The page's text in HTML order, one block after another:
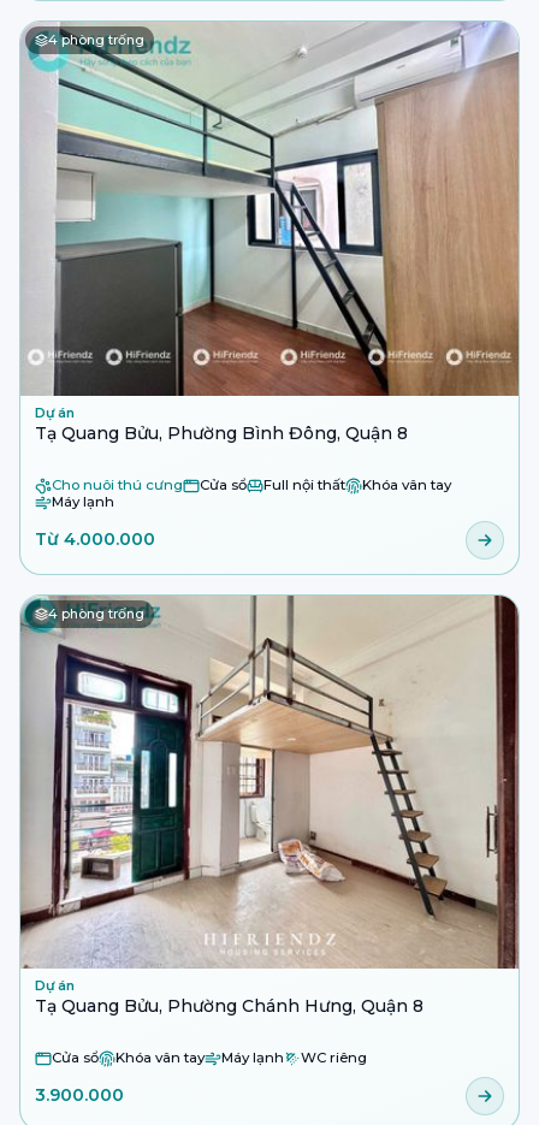
4phòng trống
Dự án
Tạ Quang Bửu, Phường Bình Đông, Quận 8
Cho nuôi thú cưng Cửa sổ Full nội thất
Khóa vân tay
Máy lạnh
Từ 4.000.000
4 phòng trống
Dự án
Tạ Quang Bửu, Phường Chánh Hưng, Quận 8
Cửa sổ Khóa vân tay Máy lạnh WC riêng
3.900.000